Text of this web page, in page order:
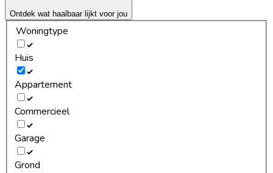
Ontdek wat haalbaar lijkt voor jou
Woningtype
Huis
Appartement
Commercieel
Garage
Grond